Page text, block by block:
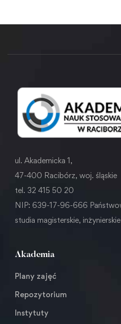
ul. Akademicka 1,
47-400 Racibórz, woj. śląskie
tel. 32 415 50 20
NIP: 639-17-96-666
studia magisterskie,
Akademia
Plany zajęć
Repozytorium
Instytuty